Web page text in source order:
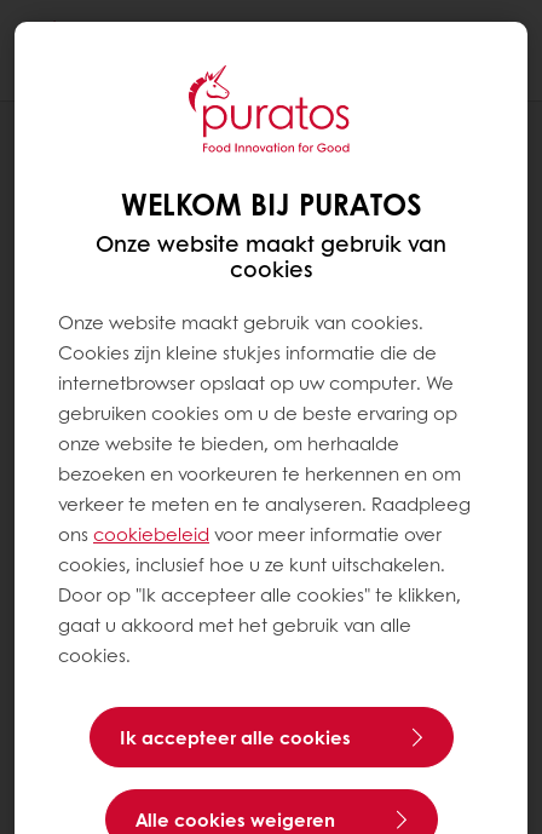
WELKOM BIJ PURATOS
Onze website maakt gebruik van
cookies
Onze website maakt gebruik van cookies.
Cookies zijn kleine stukjes informatie die de
internetbrowser opslaat op uw computer. We
gebruiken cookies om u de beste ervaring op
onze website te bieden, om herhaalde
bezoeken en voorkeuren te herkennen en om
verkeer te meten en te analyseren. Raadpleeg
onscookiebeleid voor meer informatie over
cookies, inclusief hoe u ze kunt uitschakelen.
Door op "Ik accepteer alle cookies" te klikken,
gaat u akkoord met het gebruik van alle
cookies.
Ik accepteer alle cookies
Alle cookies weigeren